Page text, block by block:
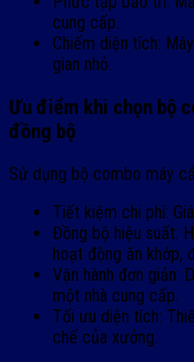
cung cấp.
Chiếm diện tích:
gian nhỏ.
Ưu điểm khi chọn bộ
đồng bộ
Sử dụng bộ combo máy
Tiết kiệm chi phí:
Đồng bộ hiệu suất:
hoạt động ăn khớp,
Vận hành đơn giản:
một nhà cung cấp.
Tối ưu diện tích:
chế của xưởng.